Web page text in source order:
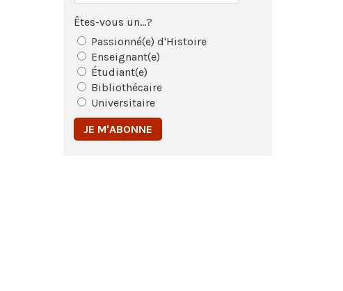
Êtes-vous un...?
Passionné(e) d'Histoire
Enseignant(e)
Étudiant(e)
Bibliothécaire
Universitaire